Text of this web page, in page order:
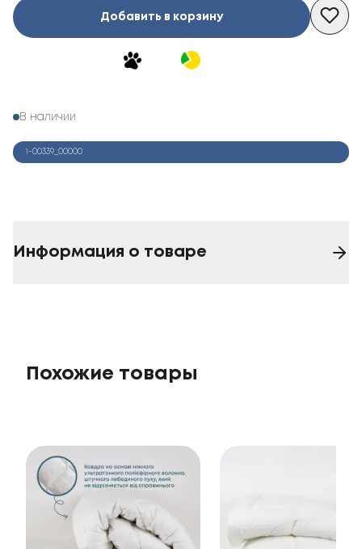
Добавить в корзину
В наличии
1-00339_00000
Информация о товаре
Похожие товары